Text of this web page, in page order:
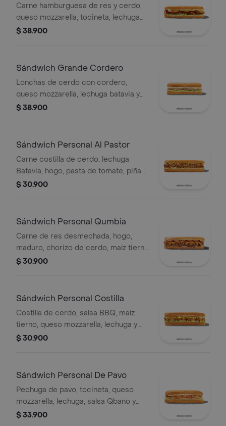
Carne hamburguesa de res y cerdo,
queso mozzarella, tocineta, lechuga
Batavia, tomate, pepinillos, salsa BBQ
$ 38.900
Sándwich Grande Cordero
Lonchas de cerdo con cordero,
queso mozzarella, lechuga batavia y
salsa Qbano
$ 38.900
Sándwich Personal Al Pastor
Carne costilla de cerdo, lechuga
Batavia, hogo, pasta de tomate, piña
calada asada, cebolla blanca y
$ 30.900
Sándwich Personal Qumbia
Carne de res desmechada, hogo,
maduro, chorizo de cerdo, maíz tierno
y salsa Qbano.
$ 30.900
Sándwich Personal Costilla
Costilla de cerdo, salsa BBQ, maíz
tierno, queso mozzarella, lechuga y
salsa Qbano.
$ 30.900
Sándwich Personal De Pavo
Pechuga de pavo, tocineta, queso
mozzarella, lechuga, salsa Qbano y
miel mostaza.
$ 33.900